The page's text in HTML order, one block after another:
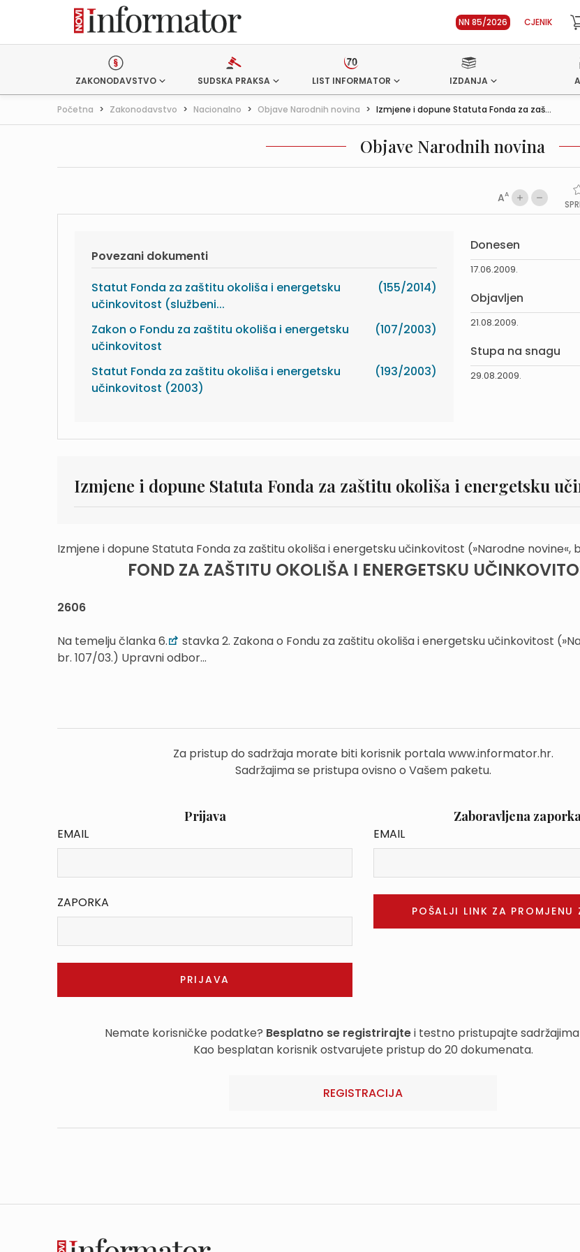
NN 85/2026 CJENIK
ZAKONODAVSTVO SUDSKA PRAKSA LIST INFORMATOR IZDANJA
Početna > Zakonodavstvo > Nacionalno > Objave Narodnih novina > Izmjene i dopune Statuta Fonda za zaš...
Objave Narodnih novina
AA
Povezani dokumenti
Statut Fonda za zaštitu okoliša i energetsku
učinkovitost (službeni...
(155/2014)
Zakon o Fondu za zaštitu okoliša i energetsku
učinkovitost
(107/2003)
Statut Fonda za zaštitu okoliša i energetsku
učinkovitost (2003)
(193/2003)
Donesen
17.06.2009.
Objavljen
21.08.2009.
Stupa na snagu
29.08.2009.
Izmjene i dopune Statuta Fonda za zaštitu okoliša i energetsku
Izmjene i dopune Statuta Fonda za zaštitu okoliša i energetsku učinkovitost (»Narodne novine«,
FOND ZA ZAŠTITU OKOLIŠA I ENERGETSKU
2606
Na temelju članka 6.
stavka 2. Zakona o Fondu za zaštitu okoliša i energetsku učinkovitost
br. 107/03.) Upravni odbor...
Za pristup do sadržaja morate biti korisnik portala www.informator.hr.
Sadržajima se pristupa ovisno o Vašem paketu.
Prijava
EMAIL
ZAPORKA
Zaboravljena
EMAIL
Nemate korisničke podatke? Besplatno se registrirajtei testno pristupajte sadržajima
Kao besplatan korisnik ostvarujete pristup do 20 dokumenata.
REGISTRACIJA